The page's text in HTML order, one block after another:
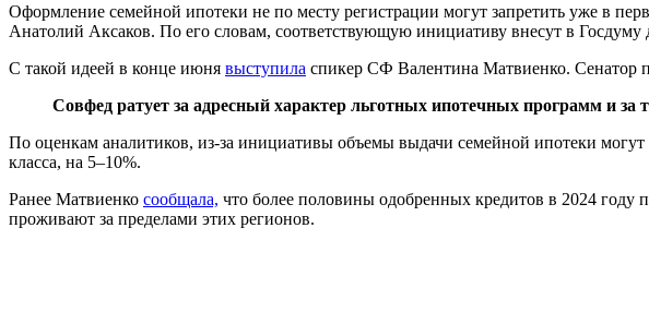
Оформление семейной ипотеки не по месту регистрации могут запретить уже в
Анатолий Аксаков. По его словам, соответствующую инициативу внесут в Госдуму
С такой идеей в конце июня выступила спикер СФ Валентина Матвиенко. Сенатор
Совфед ратует за адресный характер льготных ипотечных программ и за
По оценкам аналитиков, из-за инициативы объемы выдачи семейной ипотеки
класса, на 5–10%.
Ранее Матвиенко сообщала, что более половины одобренных кредитов в 2024
проживают за пределами этих регионов.